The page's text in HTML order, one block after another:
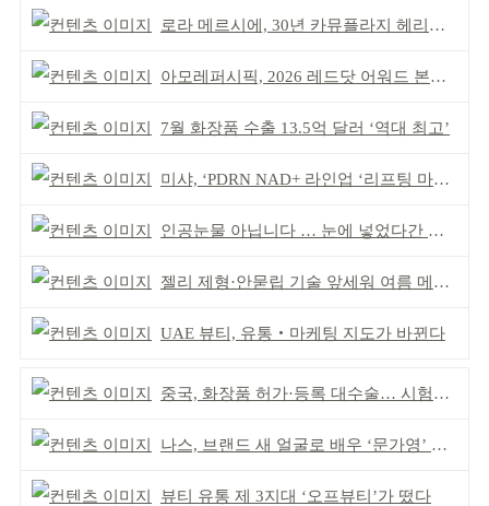
로라 메르시에, 30년 카뮤플라지 헤리티지 담아
아모레퍼시픽, 2026 레드닷 어워드 본상 2개 수상
7월 화장품 수출 13.5억 달러 ‘역대 최고’
미샤, ‘PDRN NAD+ 라인업 ‘리프팅 마스크’ 출시
인공눈물 아닙니다 … 눈에 넣었다간 각막 손상
젤리 제형·안묻립 기술 앞세워 여름 메이크업 시장 공략
UAE 뷰티, 유통‧마케팅 지도가 바뀐다
중국, 화장품 허가·등록 대수술… 시험자료 공용 허용
나스, 브랜드 새 얼굴로 배우 ‘문가영’ 발탁
뷰티 유통 제 3지대 ‘오프뷰티’가 떴다